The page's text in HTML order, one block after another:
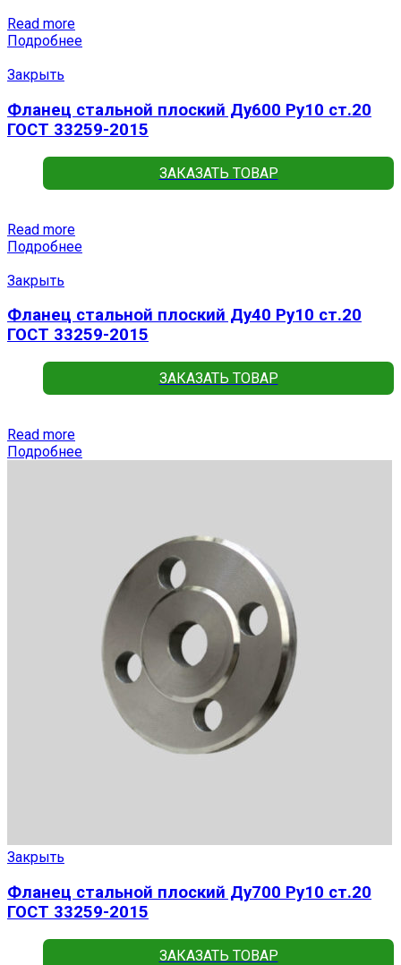
Read more
Подробнее
Закрыть
Фланец стальной плоский Ду600 Ру10 ст.20
ГОСТ 33259-2015
ЗАКАЗАТЬ ТОВАР
Read more
Подробнее
Закрыть
Фланец стальной плоский Ду40 Ру10 ст.20
ГОСТ 33259-2015
ЗАКАЗАТЬ ТОВАР
Read more
Подробнее
Закрыть
Фланец стальной плоский Ду700 Ру10 ст.20
ГОСТ 33259-2015
ЗАКАЗАТЬ ТОВАР